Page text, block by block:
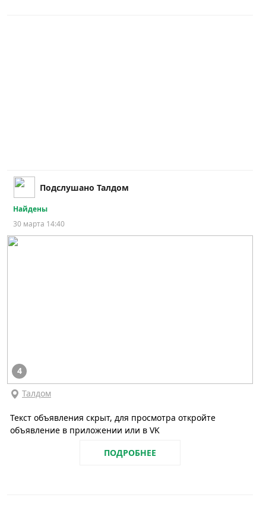
Подслушано Талдом
Найдены
30 марта 14:40
4
Талдом
Текст объявления скрыт, для просмотра откройте
объявление в приложении или в VK
ПОДРОБНЕЕ